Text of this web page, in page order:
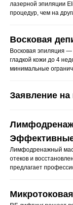
лазерной эпиляции
процедур, чем на
Восковая
Восковая эпиляция
гладкой кожи до 4
минимальные
Заявление
Лимфодренажный
отеков и
предлагает